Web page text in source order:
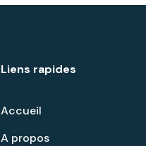
Liens rapides
Accueil
A propos